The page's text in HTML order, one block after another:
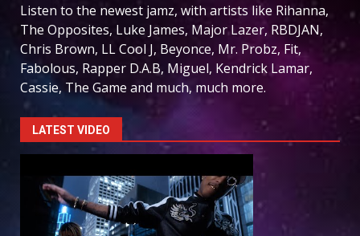
Listen to the newest jamz, with artists like Rihanna,
The Opposites, Luke James, Major Lazer, RBDJAN,
Chris Brown, LL Cool J, Beyonce, Mr. Probz, Fit,
Fabolous, Rapper D.A.B, Miguel, Kendrick Lamar,
Cassie, The Game and much, much more.
LATEST VIDEO